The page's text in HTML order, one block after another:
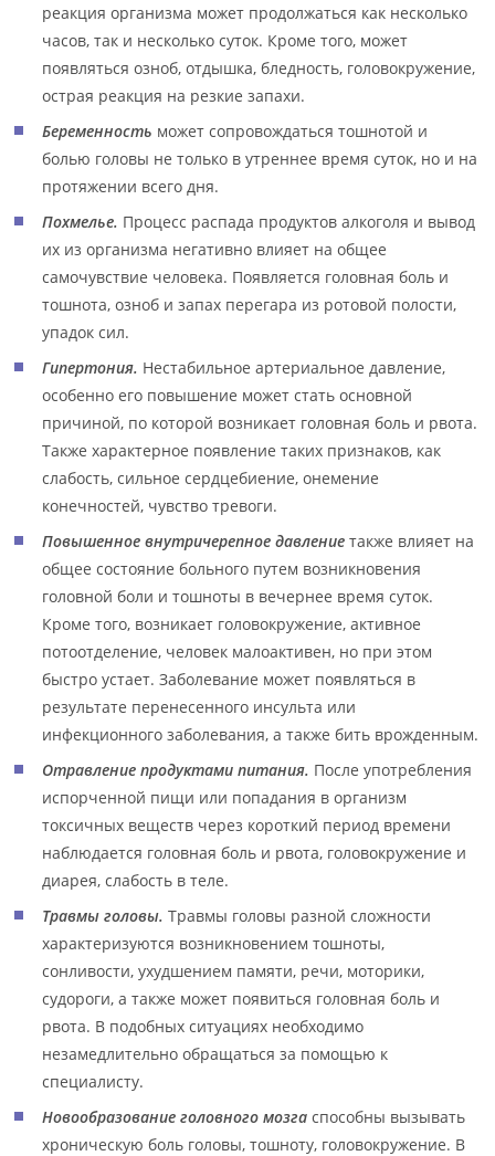
реакция организма может продолжаться как несколько
часов, так и несколько суток. Кроме того, может
появляться озноб, отдышка, бледность, головокружение,
острая реакция на резкие запахи.
Беременность может сопровождаться тошнотой и
болью головы не только в утреннее время суток, но и на
протяжении всего дня.
Похмелье. Процесс распада продуктов алкоголя и вывод
их из организма негативно влияет на общее
самочувствие человека. Появляется головная боль и
тошнота, озноб и запах перегара из ротовой полости,
упадок сил.
Гипертония. Нестабильное артериальное давление,
особенно его повышение может стать основной
причиной, по которой возникает головная боль и рвота.
Также характерное появление таких признаков, как
слабость, сильное сердцебиение, онемение
конечностей, чувство тревоги.
Повышенное внутричерепное давление также влияет на
общее состояние больного путем возникновения
головной боли и тошноты в вечернее время суток.
Кроме того, возникает головокружение, активное
потоотделение, человек малоактивен, но при этом
быстро устает. Заболевание может появляться в
результате перенесенного инсульта или
инфекционного заболевания, а также бить врожденным.
Отравление продуктами питания. После употребления
испорченной пищи или попадания в организм
токсичных веществ через короткий период времени
наблюдается головная боль и рвота, головокружение и
диарея, слабость в теле.
Травмы головы. Травмы головы разной сложности
характеризуются возникновением тошноты,
сонливости, ухудшением памяти, речи, моторики,
судороги, а также может появиться головная боль и
рвота. В подобных ситуациях необходимо
незамедлительно обращаться за помощью к
специалисту.
Новообразование головного мозга способны вызывать
хроническую боль головы, тошноту, головокружение. В